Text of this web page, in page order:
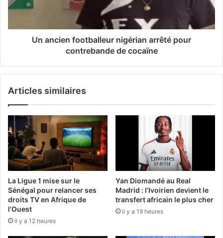
Un ancien footballeur nigérian arrêté pour
contrebande de cocaïne
Articles similaires
La Ligue 1 mise sur le
Sénégal pour relancer ses
droits TV en Afrique de
l’Ouest
il y a 12 heures
Yan Diomandé au Real
Madrid : l’Ivoirien devient le
transfert africain le plus cher
il y a 19 heures